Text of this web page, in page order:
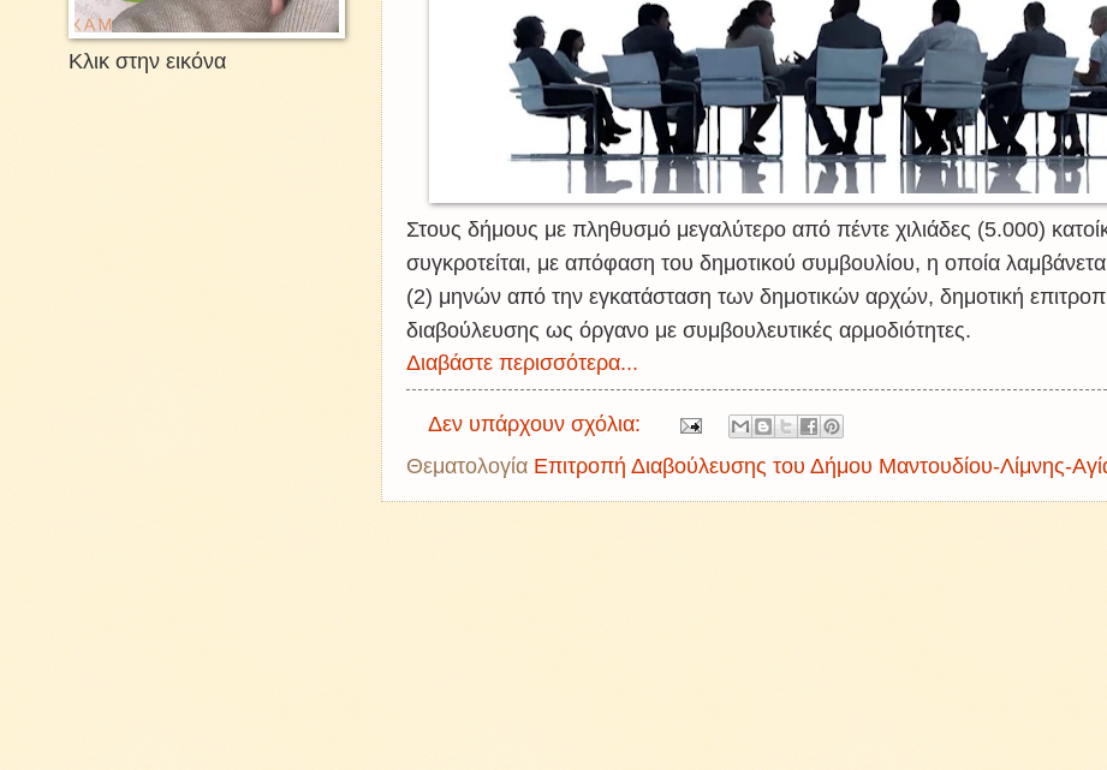
Στους δήμους με πληθυσμό μεγαλύτερο από πέντε χιλιάδες (5.000)
συγκροτείται, με απόφαση του δημοτικού συμβουλίου, η οποία
(2) μηνών από την εγκατάσταση των δημοτικών αρχών, δημοτική
διαβούλευσης ως όργανο με συμβουλευτικές αρμοδιότητες.
Διαβάστε περισσότερα...
Δεν υπάρχουν σχόλια:
Θεματολογία Επιτροπή Διαβούλευσης του Δήμου Μαντουδίου-Λίμνης-
Κλικ στην εικόνα